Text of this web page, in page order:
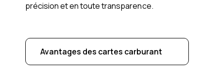
précision et en toute transparence.
Avantages des cartes carburant